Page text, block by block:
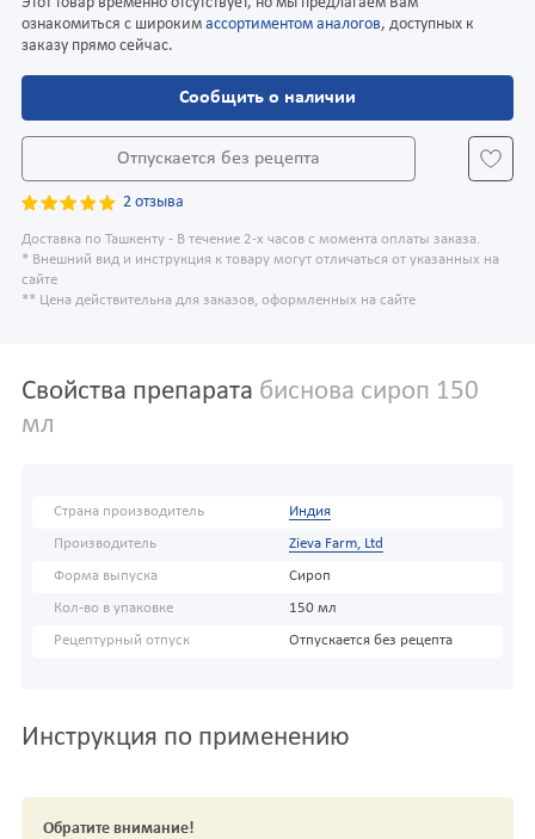
ознакомиться с широким ассортиментом аналогов, доступных к
заказу прямо сейчас.
Сообщить о наличии
Отпускается без рецепта
2 отзыва
Доставка по Ташкенту - В течение 2-х часов с момента оплаты заказа.
* Внешний вид и инструкция к товару могут отличаться от указанных на
сайте
** Цена действительна для заказов, оформленных на сайте
Свойства препарата биснова сироп 150
мл
Страна производитель Индия
Производитель Zieva Farm, Ltd
Форма выпуска Сироп
Кол-во в упаковке 150 мл
Рецептурный отпуск Отпускается без рецепта
Инструкция по применению
Обратите внимание!